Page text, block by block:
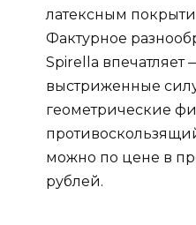
латексным
Фактурное
Spirella впечатляет
выстриженные
геометрические
можно по цене в
рублей.